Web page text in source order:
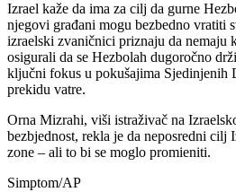
Izrael kaže da ima za cilj da gurne
njegovi građani mogu bezbedno vratiti
izraelski zvaničnici priznaju da nemaju
osigurali da se Hezbolah dugoročno
ključni fokus u pokušajima Sjedinjenih
prekidu vatre.
Orna Mizrahi, viši istraživač na
bezbjednost, rekla je da neposredni cilj
zone – ali to bi se moglo promieniti.
Simptom/AP